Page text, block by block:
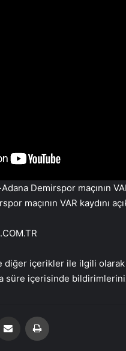
maçının VAR kaydını
diğer içerikler ile ilgili
süre içerisinde
Email'den paylaş